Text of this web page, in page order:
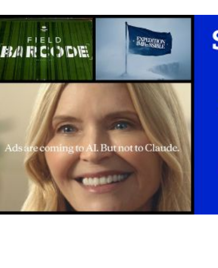
ESTERNA
RADIO / AUDIO
DATI
RICERCHE